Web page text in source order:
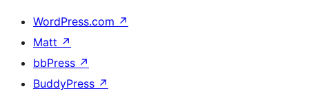
WordPress.com ↗
Matt ↗
bbPress ↗
BuddyPress ↗